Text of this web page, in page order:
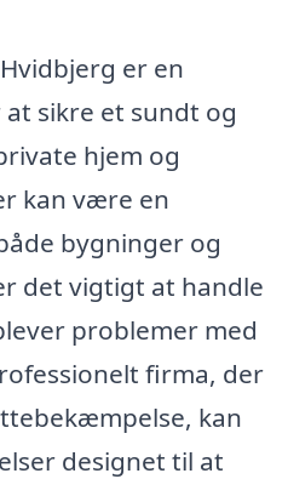
er en
sikre et sundt og
hjem og
kan være en
bygninger og
det vigtigt at handle
problemer med
firma, der
kan
designet til at